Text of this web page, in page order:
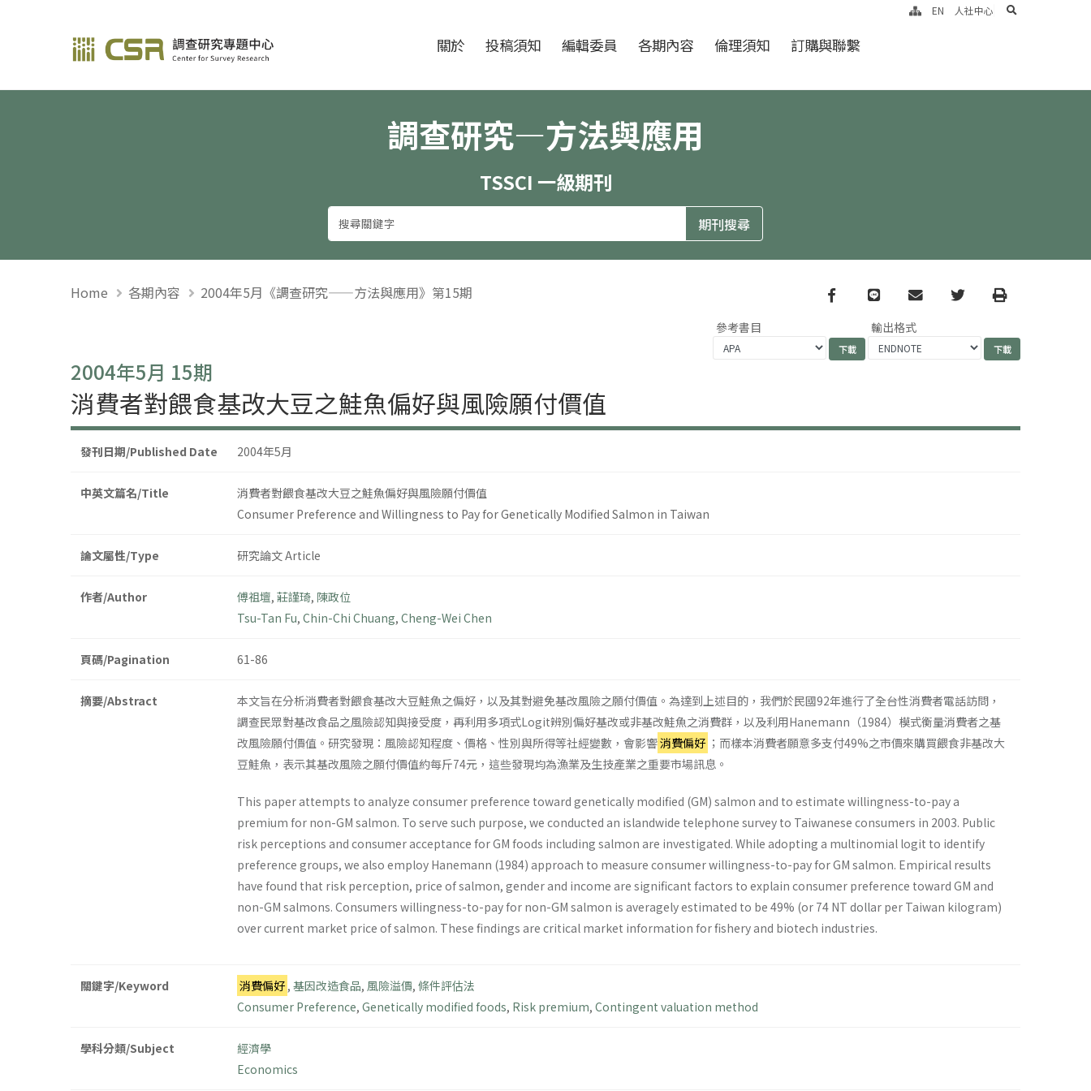
調查研究—方法與應用期刊 關於 投稿須知 編輯委員 各期內容 倫理須知 訂購與聯繫
EN 人社中心 search
調查研究—方法與應用
TSSCI 一級期刊
Home 各期內容 2004年5月《調查研究——方法與應用》第15期 Facebook
line email TwitterPrint
參考書目 輸出格式
2004年5月 15期
消費者對餵食基改大豆之鮭魚偏好與風險願付價值
發刊日期/Published Date 2004年5月
中英文篇名/Title
消費者對餵食基改大豆之鮭魚偏好與風險願付價值
Consumer Preference and Willingness to Pay for Genetically Modified Salmon in Taiwan
論文屬性/Type 研究論文 Article
作者/Author 傅祖壇, 莊謹琦, 陳政位
Tsu-Tan Fu, Chin-Chi Chuang, Cheng-Wei Chen
頁碼/Pagination 61-86
摘要/Abstract
本文旨在分析消費者對餵食基改大豆鮭魚之偏好，以及其對避免基改風險之願付價值。為達到上述目的，我們於民國92年進行了全台性消費者電話訪問，
調查民眾對基改食品之風險認知與接受度，再利用多項式Logit辨別偏好基改或非基改鮭魚之消費群，以及利用Hanemann（1984）模式衡量消費者之基
改風險願付價值。研究發現：風險認知程度、價格、性別與所得等社經變數，會影響消費偏好 ；而樣本消費者願意多支付49%之市價來購買餵食非基改大
豆鮭魚，表示其基改風險之願付價值約每斤74元，這些發現均為漁業及生技產業之重要市場訊息。
This paper attempts to analyze consumer preference toward genetically modified (GM) salmon and to estimate willingness-to-pay a
premium for non-GM salmon. To serve such purpose, we conducted an islandwide telephone survey to Taiwanese consumers in 2003. Public
risk perceptions and consumer acceptance for GM foods including salmon are investigated. While adopting a multinomial logit to identify
preference groups, we also employ Hanemann (1984) approach to measure consumer willingness-to-pay for GM salmon. Empirical results
have found that risk perception, price of salmon, gender and income are significant factors to explain consumer preference toward GM and
non-GM salmons. Consumers willingness-to-pay for non-GM salmon is averagely estimated to be 49% (or 74 NT dollar per Taiwan kilogram)
over current market price of salmon. These findings are critical market information for fishery and biotech industries.
關鍵字/Keyword 消費偏好 , 基因改造食品, 風險溢價, 條件評估法
Consumer Preference, Genetically modified foods, Risk premium, Contingent valuation method
學科分類/Subject
經濟學
Economics